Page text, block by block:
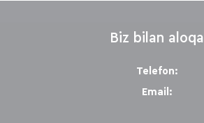
Biz bilan aloqa
Telefon:
Email: